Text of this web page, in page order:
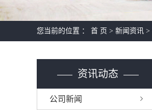
您当前的位置 ： 首 页 > 新闻资讯 >
资讯动态
公司新闻